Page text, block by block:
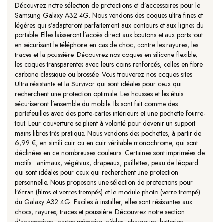
Découvrez notre sélection de protections et d’accessoires pour le
Samsung Galaxy A32 4G. Nous vendons des coques ultra fines et
légères qui s’adapteront parfaitement aux contours et aux lignes du
portable. Elles laisseront l’accès direct aux boutons et aux ports tout
en sécurisant le téléphone en cas de choc, contre les rayures, les
traces et la poussière. Découvrez nos coques en silicone flexible,
les coques transparentes avec leurs coins renforcés, celles en fibre
carbone classique ou brossée. Vous trouverez nos coques sites
Ultra résistante et la Survivor qui sont idéales pour ceux qui
recherchent une protection optimale. Les housses et les étuis
sécuriseront l’ensemble du mobile. Ils sont fait comme des
portefeuilles avec des porte-cartes intérieurs et une pochette fourre-
tout. Leur couverture se plient à volonté pour devenir un support
mains libres très pratique. Nous vendons des pochettes, à partir de
6,99 €, en simili cuir ou en cuir véritable monochrome, qui sont
déclinées en de nombreuses couleurs. Certaines sont imprimées de
motifs : animaux, végétaux, drapeaux, paillettes, peau de léopard
qui sont idéales pour ceux qui recherchent une protection
personnelle. Nous proposons une sélection de protections pour
l’écran (films et verres trempés) et le module photo (verre trempé)
du Galaxy A32 4G. Faciles à installer, elles sont résistantes aux
chocs, rayures, traces et poussière. Découvrez notre section